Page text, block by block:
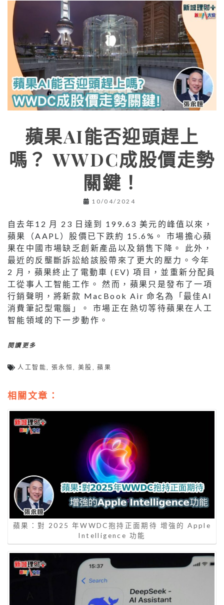
蘋果AI能否迎頭趕上
嗎？ WWDC成股價走勢
關鍵！
10/04/2024
自去年12 月 23 日達到 199.63 美元的峰值以來，
蘋果（AAPL）股價已下跌約 15.6%。 市場擔心蘋
果在中國市場缺乏創新產品以及銷售下降。 此外，
最近的反壟斷訴訟給該股帶來了更大的壓力。今年
2 月，蘋果終止了電動車 (EV) 項目，並重新分配員
工從事人工智能工作。 然而，蘋果只是發布了一項
行銷聲明，將新款 MacBook Air 命名為「最佳AI
消費筆記型電腦」。 市場正在熱切等待蘋果在人工
智能領域的下一步動作。
閱讀更多
人工智能 張永恒 美股 ,蘋果
相關文章：
蘋果：對 2025 年WWDC抱持正面期待 增強的 Apple
Intelligence 功能